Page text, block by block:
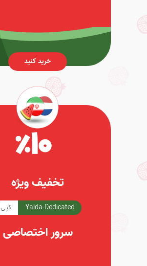
خرید کنید
تخفیف ویژه
Yalda-Dedicated کپی
سرور اختصاصی